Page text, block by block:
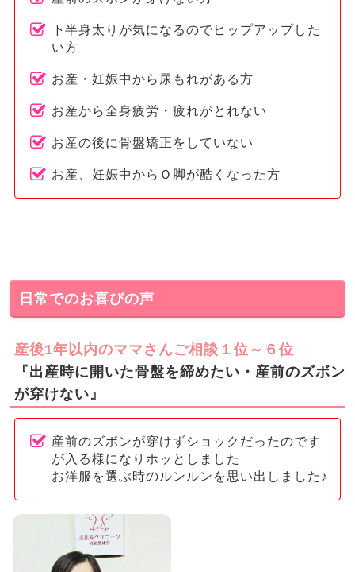
下半身太りが気になるのでヒップアップした
い方
お産・妊娠中から尿もれがある方
お産から全身疲労・疲れがとれない
お産の後に骨盤矯正をしていない
お産、妊娠中からＯ脚が酷くなった方
日常でのお喜びの声
産後1年以内のママさんご相談１位～６位
『出産時に開いた骨盤を締めたい・産前のズボン
が穿けない』
産前のズボンが穿けずショックだったのです
が入る様になりホッとしました
お洋服を選ぶ時のルンルンを思い出しました♪